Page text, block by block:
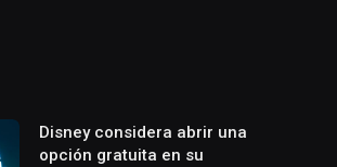
Disney considera abrir una
opción gratuita en su